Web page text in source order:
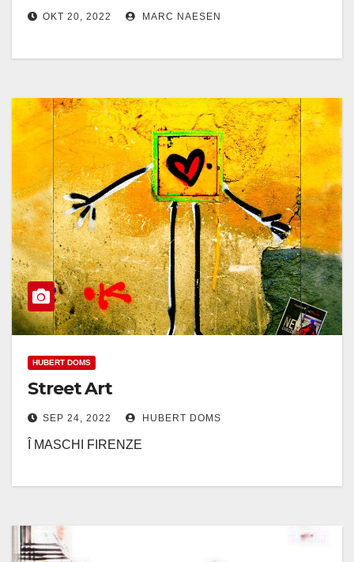
OKT 20, 2022 MARC NAESEN
HUBERT DOMS
Street Art
SEP 24, 2022 HUBERT DOMS
Î MASCHI FIRENZE